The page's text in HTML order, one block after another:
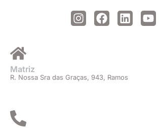
I
n
r
F
a
o
o
L
i
i
Y
o
Matriz
R. Nossa Sra das Graças, 943, Ramos